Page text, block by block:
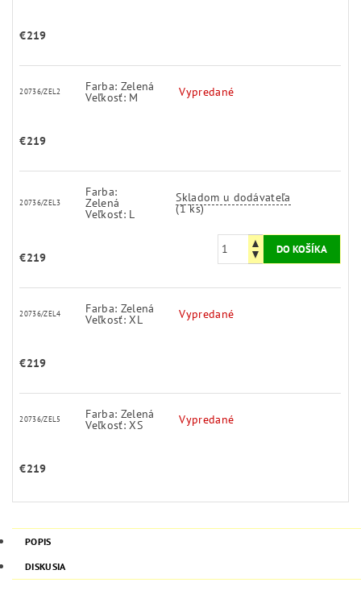
€219
20736/ZEL2 Farba: Zelená
Veľkosť: M Vypredané
€219
20736/ZEL3
Farba:
Zelená
Veľkosť: L
Skladom u dodávateľa
(1 ks)
€219
20736/ZEL4 Farba: Zelená
Veľkosť: XL Vypredané
€219
20736/ZEL5 Farba: Zelená
Veľkosť: XS Vypredané
€219
POPIS
DISKUSIA